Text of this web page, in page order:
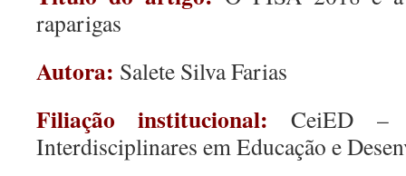
raparigas
Autora: Salete Silva Farias
Filiação institucional: CeiED –
Interdisciplinares em Educação e